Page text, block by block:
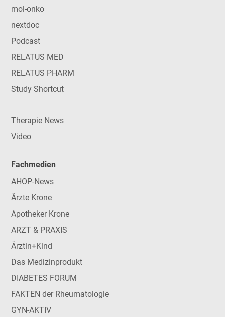
mol-onko
nextdoc
Podcast
RELATUS MED
RELATUS PHARM
Study Shortcut
Therapie News
Video
Fachmedien
AHOP-News
Ärzte Krone
Apotheker Krone
ARZT & PRAXIS
Ärztin+Kind
Das Medizinprodukt
DIABETES FORUM
FAKTEN der Rheumatologie
GYN-AKTIV